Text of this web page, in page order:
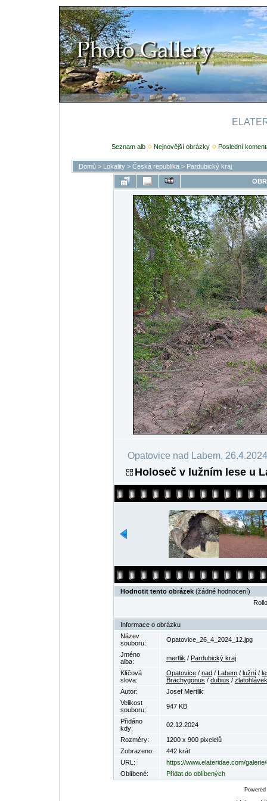
Seznam alb Nejnovější obrázky Poslední
Domů> Lokality> Česká republika> Pardubický kraj
Opatovice nad Labem, 26.4.2024
Holoseč v lužním lese u
Hodnotit tento obrázek (žádné hodnocení)
Informace o obrázku
Název
souboru:
Opatovice_26_4_2024_12.jpg
Jméno
alba:
mertlik / Pardubický kraj
Klíčová
slova:
Opatovice / nad / Labem / lužní /
Brachygonus / dubius / zlatohlávek
Autor:
Josef Mertlik
Velikost
souboru:
947 KB
Přidáno
kdy:
02.12.2024
Rozměry:
1200 x 900 pixelelů
Zobrazeno:
442 krát
URL:
https://www.elateridae.com/
Oblíbené:
Přidat do oblíbených